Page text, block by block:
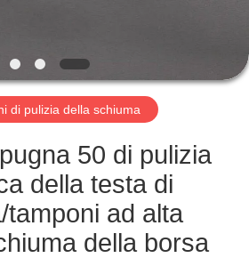
di pulizia della schiuma
50 di pulizia
della testa di
tamponi ad alta
della borsa